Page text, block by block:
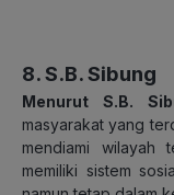
8. S.B. Sibung
Menurut S.B.
masyarakat yang
mendiami wilayah
memiliki sistem